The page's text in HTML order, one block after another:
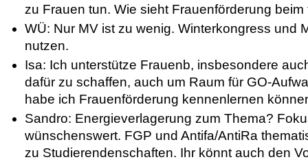
zu Frauen tun. Wie sieht Frauenförderung
WÜ: Nur MV ist zu wenig. Winterkongress und
nutzen.
Isa: Ich unterstütze Frauenb, insbesondere
dafür zu schaffen, auch um Raum für GO-
habe ich Frauenförderung kennenlernen
Sandro: Energieverlagerung zum Thema?
wünschenswert. FGP und Antifa/AntiRa
zu Studierendenschaften. Ihr könnt auch den